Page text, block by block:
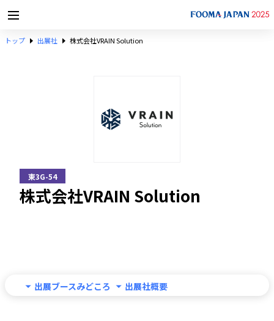
トップ 出展社 株式会社VRAIN Solution
東3G-54
株式会社VRAIN Solution
出展ブースみどころ 出展社概要